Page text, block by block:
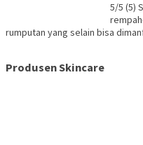
5/5 (5)
rumputan yang selain bisa
Produsen Skincare